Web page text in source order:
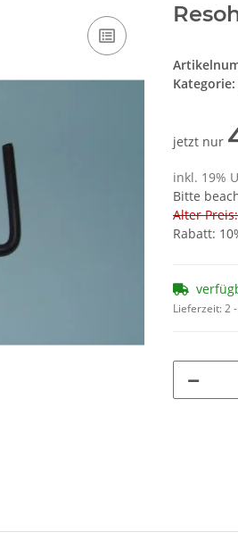
Kategorie:
jetzt nur
inkl. 19%
Bitte
Alter
Rabatt:
Lieferzeit:2